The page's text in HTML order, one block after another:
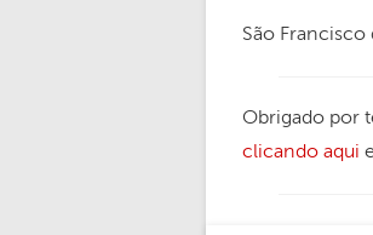
São
Obrigado por
clicando aqui